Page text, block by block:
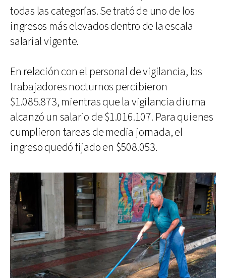
todas las categorías. Se trató de uno de los
ingresos más elevados dentro de la escala
salarial vigente.
En relación con el personal de vigilancia, los
trabajadores nocturnos percibieron
$1.085.873, mientras que la vigilancia diurna
alcanzó un salario de $1.016.107. Para quienes
cumplieron tareas de media jornada, el
ingreso quedó fijado en $508.053.